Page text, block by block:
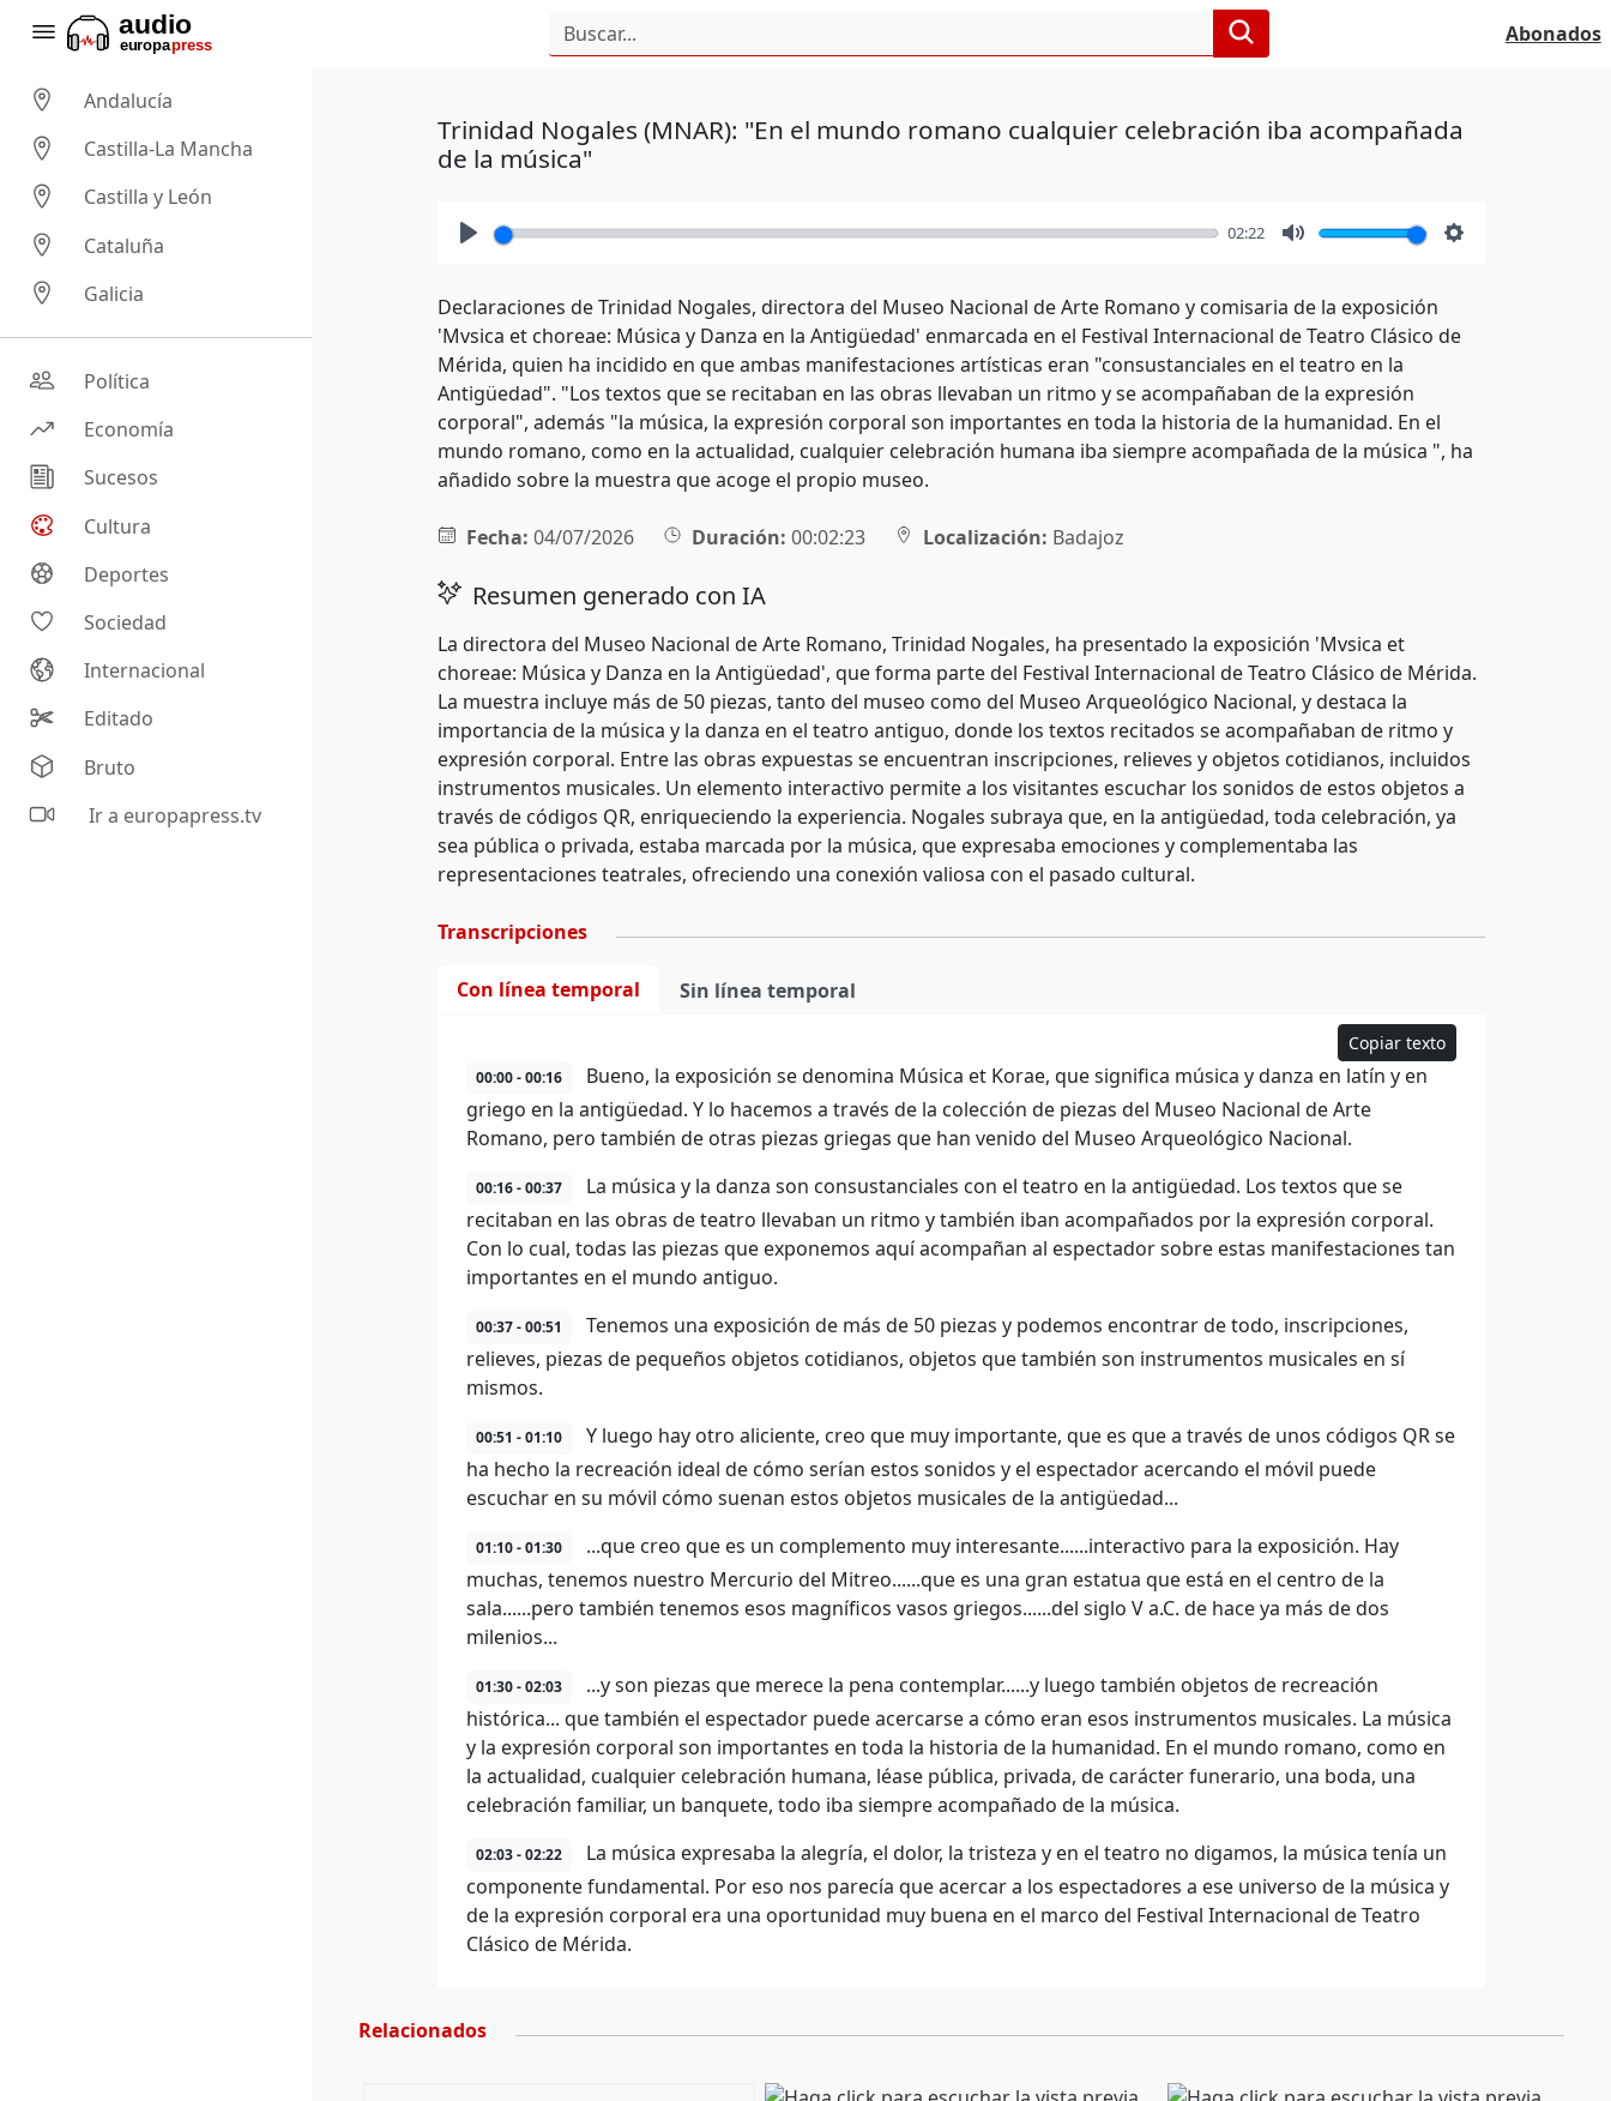
Abonados
Andalucía
Castilla-La Mancha
Castilla y León
Cataluña
Galicia
Política
Economía
Sucesos
Cultura
Deportes
Sociedad
Internacional
Editado
Bruto
Ir a europapress.tv
Trinidad Nogales (MNAR): "En el mundo romano cualquier celebración iba acompañada
de la música"
02:22
Declaraciones de Trinidad Nogales, directora del Museo Nacional de Arte Romano y comisaria de la exposición
'Mvsica et choreae: Música y Danza en la Antigüedad' enmarcada en el Festival Internacional de Teatro Clásico de
Mérida, quien ha incidido en que ambas manifestaciones artísticas eran "consustanciales en el teatro en la
Antigüedad". "Los textos que se recitaban en las obras llevaban un ritmo y se acompañaban de la expresión
corporal", además "la música, la expresión corporal son importantes en toda la historia de la humanidad. En el
mundo romano, como en la actualidad, cualquier celebración humana iba siempre acompañada de la música ", ha
añadido sobre la muestra que acoge el propio museo.
Fecha: 04/07/2026 Duración: 00:02:23 Localización: Badajoz
Resumen generado con IA
La directora del Museo Nacional de Arte Romano, Trinidad Nogales, ha presentado la exposición 'Mvsica et
choreae: Música y Danza en la Antigüedad', que forma parte del Festival Internacional de Teatro Clásico de Mérida.
La muestra incluye más de 50 piezas, tanto del museo como del Museo Arqueológico Nacional, y destaca la
importancia de la música y la danza en el teatro antiguo, donde los textos recitados se acompañaban de ritmo y
expresión corporal. Entre las obras expuestas se encuentran inscripciones, relieves y objetos cotidianos, incluidos
instrumentos musicales. Un elemento interactivo permite a los visitantes escuchar los sonidos de estos objetos a
través de códigos QR, enriqueciendo la experiencia. Nogales subraya que, en la antigüedad, toda celebración, ya
sea pública o privada, estaba marcada por la música, que expresaba emociones y complementaba las
representaciones teatrales, ofreciendo una conexión valiosa con el pasado cultural.
Transcripciones
Con línea temporal Sin línea temporal
Copiar texto
00:00 - 00:16
Bueno, la exposición se denomina Música et Korae, que significa música y danza en latín y en
griego en la antigüedad. Y lo hacemos a través de la colección de piezas del Museo Nacional de Arte
Romano, pero también de otras piezas griegas que han venido del Museo Arqueológico Nacional.
00:16 - 00:37
La música y la danza son consustanciales con el teatro en la antigüedad. Los textos que se
recitaban en las obras de teatro llevaban un ritmo y también iban acompañados por la expresión corporal.
Con lo cual, todas las piezas que exponemos aquí acompañan al espectador sobre estas manifestaciones tan
importantes en el mundo antiguo.
00:37 - 00:51
Tenemos una exposición de más de 50 piezas y podemos encontrar de todo, inscripciones,
relieves, piezas de pequeños objetos cotidianos, objetos que también son instrumentos musicales en sí
mismos.
00:51 - 01:10
Y luego hay otro aliciente, creo que muy importante, que es que a través de unos códigos QR se
ha hecho la recreación ideal de cómo serían estos sonidos y el espectador acercando el móvil puede
escuchar en su móvil cómo suenan estos objetos musicales de la antigüedad...
01:10 - 01:30
...que creo que es un complemento muy interesante......interactivo para la exposición. Hay
muchas, tenemos nuestro Mercurio del Mitreo......que es una gran estatua que está en el centro de la
sala......pero también tenemos esos magníficos vasos griegos......del siglo V a.C. de hace ya más de dos
milenios...
01:30 - 02:03
...y son piezas que merece la pena contemplar......y luego también objetos de recreación
histórica... que también el espectador puede acercarse a cómo eran esos instrumentos musicales. La música
y la expresión corporal son importantes en toda la historia de la humanidad. En el mundo romano, como en
la actualidad, cualquier celebración humana, léase pública, privada, de carácter funerario, una boda, una
celebración familiar, un banquete, todo iba siempre acompañado de la música.
02:03 - 02:22
La música expresaba la alegría, el dolor, la tristeza y en el teatro no digamos, la música tenía un
componente fundamental. Por eso nos parecía que acercar a los espectadores a ese universo de la música y
de la expresión corporal era una oportunidad muy buena en el marco del Festival Internacional de Teatro
Clásico de Mérida.
Relacionados